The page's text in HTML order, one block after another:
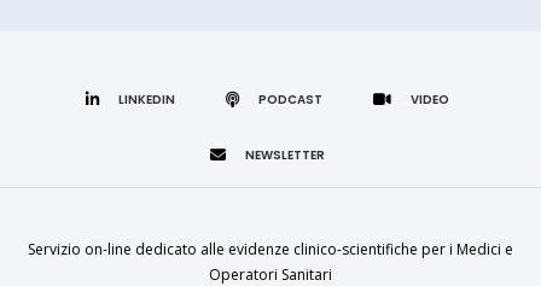
LINKEDIN
Servizio on-line dedicato alle evidenze clinico-scientifiche per i Medici e
Operatori Sanitari